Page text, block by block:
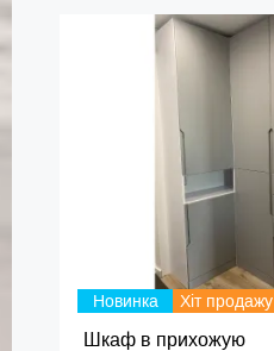
Новинка Хіт продажу
Шкаф в прихожую